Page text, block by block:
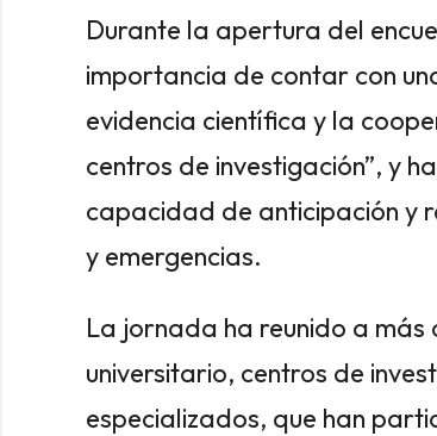
Durante la apertura del
importancia de contar con
evidencia científica y la
centros de investigación”, y
capacidad de anticipación y
y emergencias.
La jornada ha reunido a
universitario, centros de
especializados, que han